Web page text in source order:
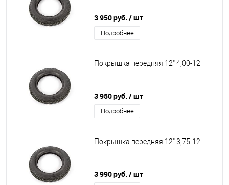
3 950 руб. / шт
Подробнее
Покрышка передняя 12" 4,00-12
3 950 руб. / шт
Подробнее
Покрышка передняя 12" 3,75-12
3 990 руб. / шт